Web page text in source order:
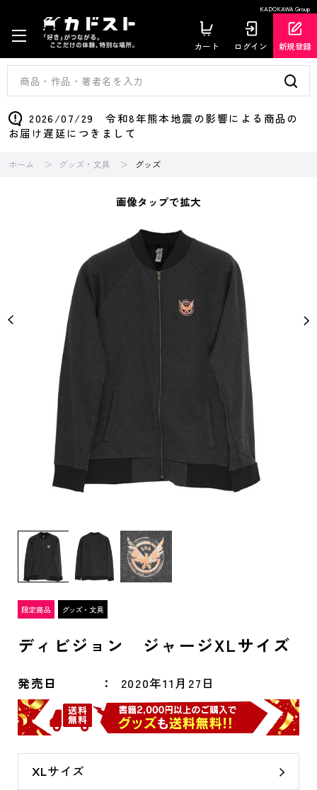
KADOKAWA Group
カート ログイン 新規登録
2026/07/29 令和8年熊本地震の影響による商品の
お届け遅延につきまして
ホーム グッズ・文具 グッズ
画像タップで拡大
ディビジョン ジャージXLサイズ
発売日 2020年11月27日
XLサイズ